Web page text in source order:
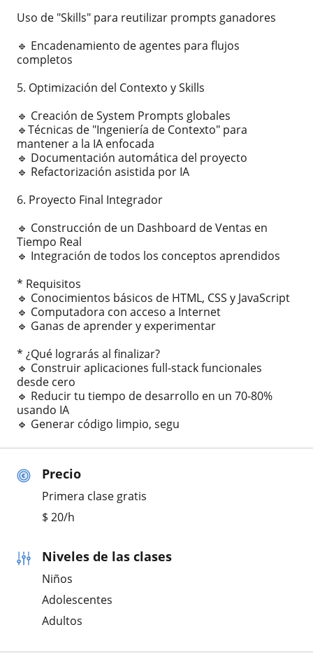
Precio
Primera clase gratis
$ 20/h
Niveles de las clases
Niños
Adolescentes
Adultos
Uso de "Skills" para reutilizar prompts ganadores
🔹 Encadenamiento de agentes para flujos
completos
5. Optimización del Contexto y Skills
🔹 Creación de System Prompts globales
🔹Técnicas de "Ingeniería de Contexto" para
mantener a la IA enfocada
🔹 Documentación automática del proyecto
🔹 Refactorización asistida por IA
6. Proyecto Final Integrador
🔹 Construcción de un Dashboard de Ventas en
Tiempo Real
🔹 Integración de todos los conceptos aprendidos
* Requisitos
🔹 Conocimientos básicos de HTML, CSS y JavaScript
🔹 Computadora con acceso a Internet
🔹 Ganas de aprender y experimentar
* ¿Qué lograrás al finalizar?
🔹 Construir aplicaciones full-stack funcionales
desde cero
🔹 Reducir tu tiempo de desarrollo en un 70-80%
usando IA
🔹 Generar código limpio, segu